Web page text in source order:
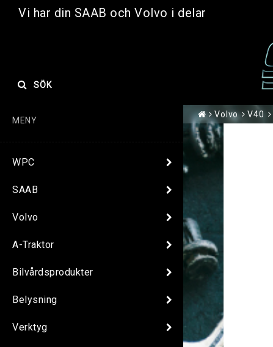
Vi har din SAAB och Volvo i delar
SÖK
MENY
WPC
SAAB
Volvo
A-Traktor
Bilvårdsprodukter
Belysning
Verktyg
Volvo V40